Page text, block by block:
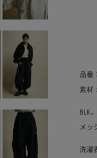
品番
素材
BLK
メッ
洗濯